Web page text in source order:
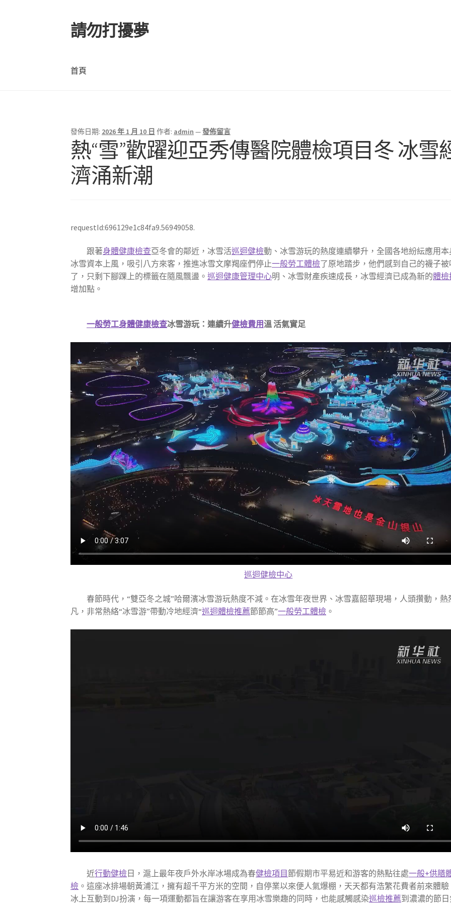
跳
至
覽
列
跳
至
要
內
請勿打擾夢
首頁
發佈日期: 2026 年 1 月 10 日 作者: admin —發佈留言
熱“雪”歡躍迎亞秀傳醫院體檢項目冬 冰雪
濟涌新潮
requestId:696129e1c84fa9.56949058.
跟著身體健康檢查亞冬會的鄰近，冰雪活巡迴健檢動、冰雪游玩的熱度連續攀升，全國各地紛紜應用本
冰雪資本上風，吸引八方來客，推進冰雪文摩羯座們停止一般勞工體檢了原地踏步，他們感到自己的襪子被
了，只剩下腳踝上的標籤在隨風飄盪。巡迴健康管理中心明、冰雪財產疾速成長，冰雪經濟已成為新的體檢
增加點。
一般勞工身體健康檢查冰雪游玩：連續升健檢費用溫 活氣實足
巡迴健檢中心
春節時代，“雙亞冬之城”哈爾濱冰雪游玩熱度不減。在冰雪年夜世界、冰雪嘉韶華現場，人頭攢動，熱
凡，非常熱絡“冰雪游”帶動冷地經濟“巡迴體檢推薦節節高”一般勞工體檢 。
近行動健檢日，滬上最年夜戶外水岸冰場成為春健檢項目節假期市平易近和游客的熱點往處一般+供膳
檢 。這座冰排場朝黃浦江，擁有超千平方米的空間，自停業以來便人氣爆棚，天天都有浩繁花費者前來體
冰上互動到DJ扮演，每一項運動都旨在讓游客在享用冰雪樂趣的同時，也能感觸感染巡檢推薦到濃濃的節
文
章
導